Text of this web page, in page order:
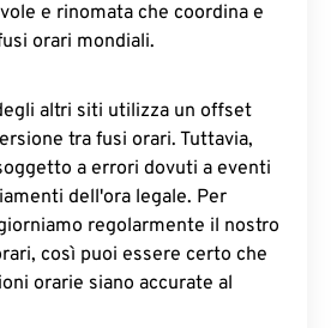
e rinomata che coordina e
orari mondiali.
altri siti utilizza un offset
tra fusi orari. Tuttavia,
a errori dovuti a eventi
dell'ora legale. Per
regolarmente il nostro
così puoi essere certo che
orarie siano accurate al